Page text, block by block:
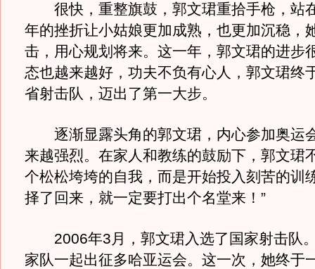
很快，重整旗鼓，郭文珺重拾手枪，站
年的挫折让小姑娘更加成熟，也更加沉稳，
击，用心规划将来。这一年，郭文珺的进步
态也越来越好，功夫不负有心人，郭文珺终
省射击队，迈出了第一大步。
逐渐显露头角的郭文珺，内心参加奥运
来越强烈。在家人和教练的鼓励下，郭文珺
个松松垮垮的自我，而是开始投入刻苦的训
择了回来，就一定要打出个名堂来！”
2006年3月，郭文珺入选了国家射击队
家队一起出征多哈亚运会。这一次，她终于